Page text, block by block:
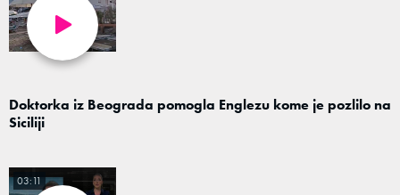
Doktorka iz Beograda pomogla Englezu kome je pozlilo na
Siciliji
03:11